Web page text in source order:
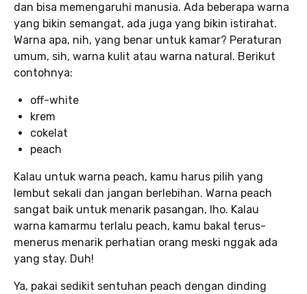
dan bisa memengaruhi manusia. Ada beberapa warna
yang bikin semangat, ada juga yang bikin istirahat.
Warna apa, nih, yang benar untuk kamar? Peraturan
umum, sih, warna kulit atau warna natural. Berikut
contohnya:
off-white
krem
cokelat
peach
Kalau untuk warna peach, kamu harus pilih yang
lembut sekali dan jangan berlebihan. Warna peach
sangat baik untuk menarik pasangan, lho. Kalau
warna kamarmu terlalu peach, kamu bakal terus-
menerus menarik perhatian orang meski nggak ada
yang stay. Duh!
Ya, pakai sedikit sentuhan peach dengan dinding